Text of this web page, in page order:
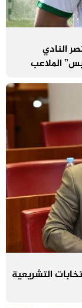
النادي
الملاعب
التشريعية